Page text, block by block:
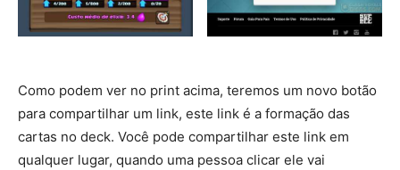
Como podem ver no print acima, teremos um novo botão
para compartilhar um link, este link é a formação das
cartas no deck. Você pode compartilhar este link em
qualquer lugar, quando uma pessoa clicar ele vai